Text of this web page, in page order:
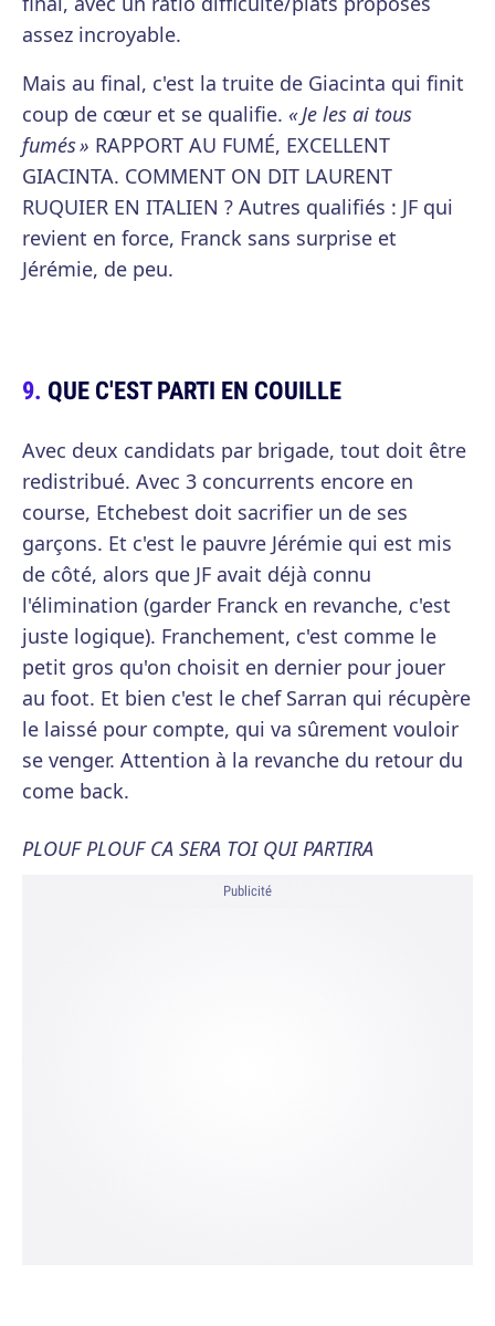
assez incroyable.
Mais au final, c'est la truite de Giacinta qui finit
coup de cœur et se qualifie. « Je les ai tous
fumés » RAPPORT AU FUMÉ, EXCELLENT
GIACINTA. COMMENT ON DIT LAURENT
RUQUIER EN ITALIEN ? Autres qualifiés : JF qui
revient en force, Franck sans surprise et
Jérémie, de peu.
QUE C'EST PARTI EN COUILLE
Avec deux candidats par brigade, tout doit être
redistribué. Avec 3 concurrents encore en
course, Etchebest doit sacrifier un de ses
garçons. Et c'est le pauvre Jérémie qui est mis
de côté, alors que JF avait déjà connu
l'élimination (garder Franck en revanche, c'est
juste logique). Franchement, c'est comme le
petit gros qu'on choisit en dernier pour jouer
au foot. Et bien c'est le chef Sarran qui récupère
le laissé pour compte, qui va sûrement vouloir
se venger. Attention à la revanche du retour du
come back.
PLOUF PLOUF CA SERA TOI QUI PARTIRA
Publicité